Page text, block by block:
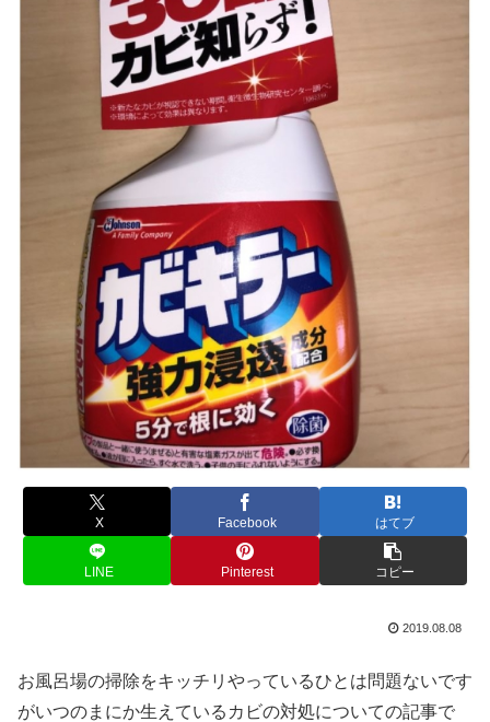
X Facebook はてブ
LINE Pinterest コピー
2019.08.08
お風呂場の掃除をキッチリやっているひとは問題ないです
がいつのまにか生えているカビの対処についての記事で